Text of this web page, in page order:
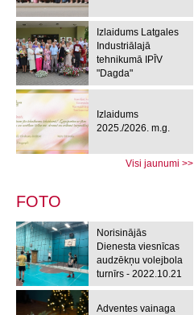
Izlaidums Latgales
Industriālajā
tehnikumā IPĪV
"Dagda"
Izlaidums
2025./2026. m.g.
Visi jaunumi >>
FOTO
Norisinājās
Dienesta viesnīcas
audzēkņu volejbola
turnīrs - 2022.10.21
Adventes vainaga